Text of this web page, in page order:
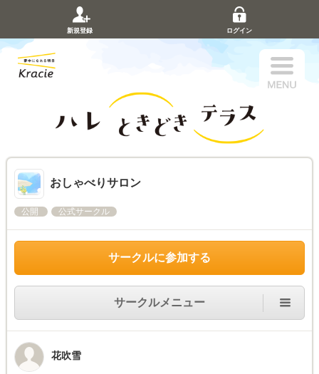
新規登録 ログイン
おしゃべりサロン
公開 公式サークル
サークルに参加する
サークルメニュー
花吹雪